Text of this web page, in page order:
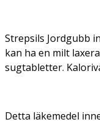
Strepsils Jordgubb
kan ha en milt
sugtabletter.
Detta läkemedel